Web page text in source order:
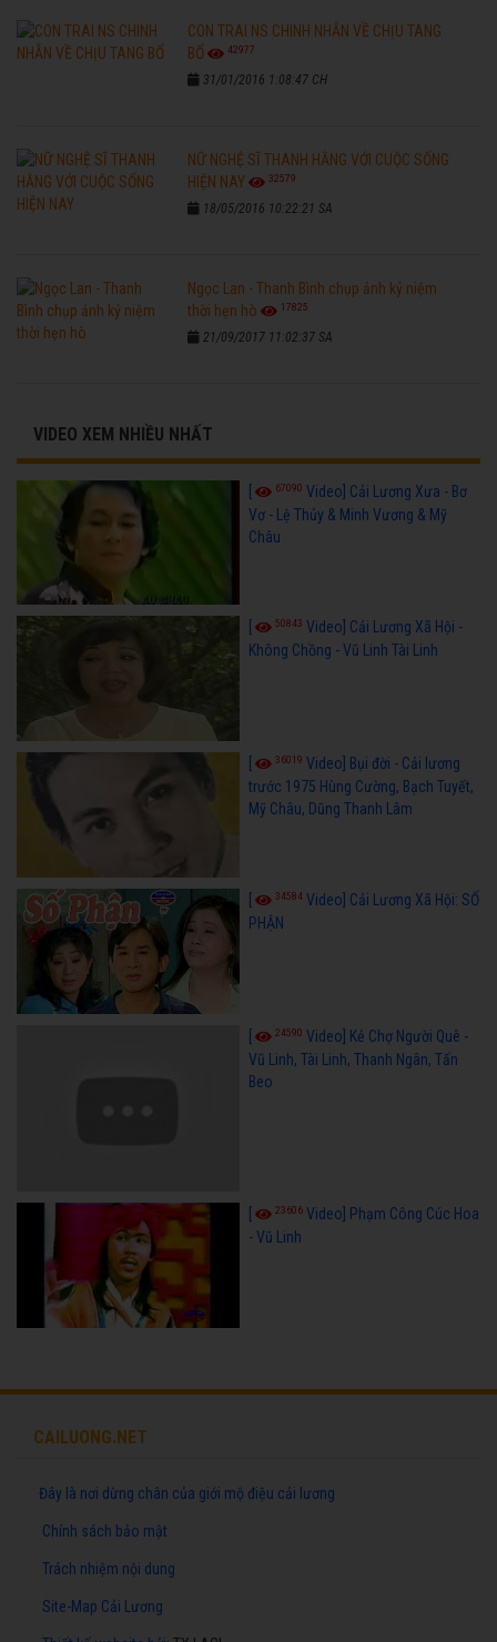
CON TRAI NS CHINH NHẪN VỀ CHỊU TANG
BỐ
42977
31/01/2016 1:08:47 CH
NỮ NGHỆ SĨ THANH HẰNG VỚI CUỘC SỐNG
HIỆN NAY
32579
18/05/2016 10:22:21 SA
Ngọc Lan - Thanh Bình chụp ảnh kỷ niệm
thời hẹn hò
17825
21/09/2017 11:02:37 SA
VIDEO XEM NHIỀU NHẤT
[ 67090 Video] Cải Lương Xưa - Bơ
Vơ - Lệ Thủy & Minh Vương & Mỹ
Châu
50843 Video] Cải Lương Xã Hội -
Không Chồng - Vũ Linh Tài Linh
36019 Video] Bụi đời - Cải lương
trước 1975 Hùng Cường, Bạch Tuyết,
Mỹ Châu, Dũng Thanh Lâm
34584 Video] Cải Lương Xã Hội: SỐ
PHẬN
24590 Video] Kẻ Chợ Người Quê -
Vũ Linh, Tài Linh, Thanh Ngân, Tấn
Beo
23606 Video] Phạm Công Cúc Hoa
- Vũ Linh
CAILUONG.NET
Đây là nơi dừng chân của giới mộ điệu cải lương
Chính sách bảo mật
Trách nhiệm nội dung
Site-Map Cải Lương